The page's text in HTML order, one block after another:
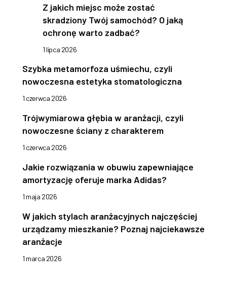
Z jakich miejsc może zostać
skradziony Twój samochód? O jaką
ochronę warto zadbać?
1 lipca 2026
Szybka metamorfoza uśmiechu, czyli
nowoczesna estetyka stomatologiczna
1 czerwca 2026
Trójwymiarowa głębia w aranżacji, czyli
nowoczesne ściany z charakterem
1 czerwca 2026
Jakie rozwiązania w obuwiu zapewniające
amortyzację oferuje marka Adidas?
1 maja 2026
W jakich stylach aranżacyjnych najczęściej
urządzamy mieszkanie? Poznaj najciekawsze
aranżacje
1 marca 2026